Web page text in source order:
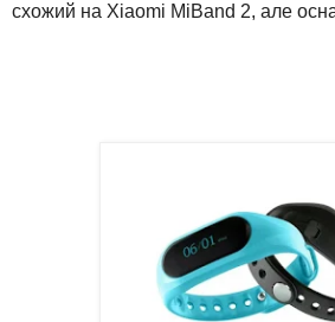
схожий на Xiaomi MiBand 2, але